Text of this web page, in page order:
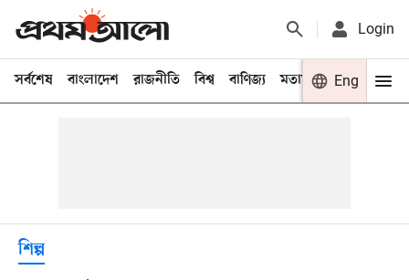
Login
সর্বশেষ বাংলাদেশ রাজনীতি বিশ্ব বাণিজ্য মতামত খেলা
Eng
শিল্প